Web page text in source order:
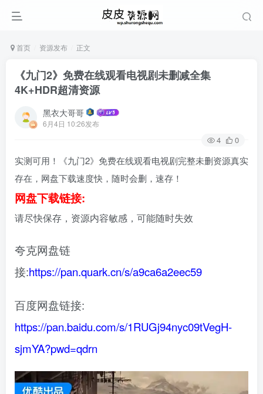
首页 资源发布 正文
《九门2》免费在线观看电视剧未删减全集
4K+HDR超清资源
黑衣大哥哥
6月4日 10:26发布
4 0
实测可用！《九门2》免费在线观看电视剧完整未删资源真实
存在，网盘下载速度快，随时会删，速存！
网盘下载链接:
请尽快保存，资源内容敏感，可能随时失效
夸克网盘链
接:https://pan.quark.cn/s/a9ca6a2eec59
百度网盘链接:
https://pan.baidu.com/s/1RUGj94nyc09tVegH-
sjmYA?pwd=qdrn